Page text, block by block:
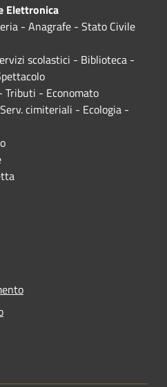
Elettronica
- Anagrafe - Stato Civile
scolastici - Biblioteca -
- Economato
cimiteriali - Ecologia -